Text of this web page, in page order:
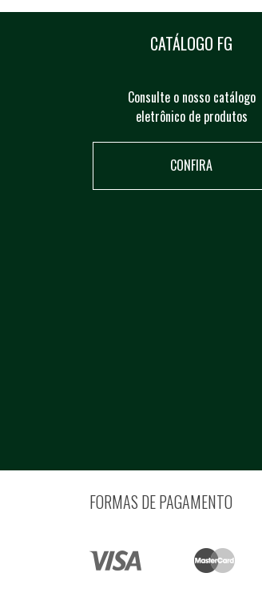
CATÁLOGO FG
Consulte o nosso catálogo
eletrônico de produtos
CONFIRA
FORMAS DE PAGAMENTO